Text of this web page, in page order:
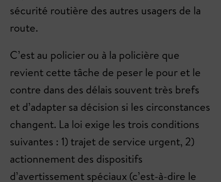
sécurité routière des autres usagers de la
route.
C’est au policier ou à la policière que
revient cette tâche de peser le pour et le
contre dans des délais souvent très brefs
et d’adapter sa décision si les circonstances
changent. La loi exige les trois conditions
suivantes : 1) trajet de service urgent, 2)
actionnement des dispositifs
d’avertissement spéciaux (c’est-à-dire le